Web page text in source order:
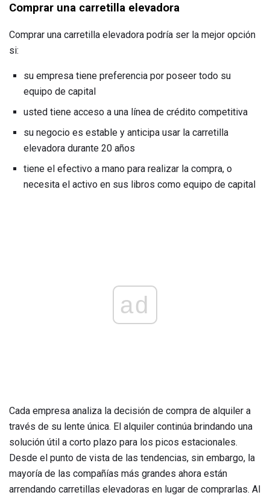
Comprar una carretilla elevadora
Comprar una carretilla elevadora podría ser la mejor opción
si:
su empresa tiene preferencia por poseer todo su
equipo de capital
usted tiene acceso a una línea de crédito competitiva
su negocio es estable y anticipa usar la carretilla
elevadora durante 20 años
tiene el efectivo a mano para realizar la compra, o
necesita el activo en sus libros como equipo de capital
ad
Cada empresa analiza la decisión de compra de alquiler a
través de su lente única. El alquiler continúa brindando una
solución útil a corto plazo para los picos estacionales.
Desde el punto de vista de las tendencias, sin embargo, la
mayoría de las compañías más grandes ahora están
arrendando carretillas elevadoras en lugar de comprarlas. Al